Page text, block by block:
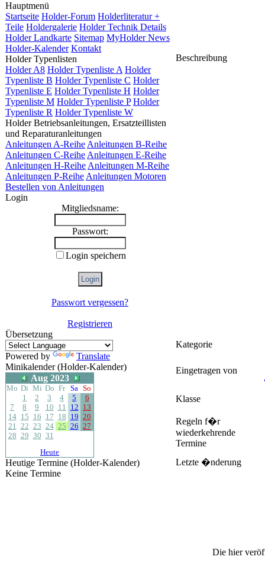
Hauptmenü
Startseite Holder-Forum Holderliteratur +
Teile Holdergalerie Holder Technik Details
Holder Landkarte Sitemap MyHolder News
Holder-Kalender Kontakt
Holder Typenlisten
Holder A8 Holder Typenliste A Holder
Typenliste B Holder Typenliste C Holder
Typenliste E Holder Typenliste H Holder
Typenliste M Holder Typenliste P Holder
Typenliste R Holder Typenliste W
Holder Betriebsanleitungen, Ersatzteillisten
und Reparaturanleitungen
Anleitungen A-Reihe Anleitungen B-Reihe
Anleitungen C-Reihe Anleitungen E-Reihe
Anleitungen H-Reihe Anleitungen M-Reihe
Anleitungen P-Reihe Anleitungen Motoren
Bestellen von Anleitungen
Login
Mitgliedsname:
Passwort:
Login speichern
Passwort vergessen?
Registrieren
Übersetzung
Powered by
Translate
Minikalender (Holder-Kalender)
Aug 2023
Mo Di Mi Do Fr Sa So
1
2 3 4 5
6
7
8 9 10 11 12 13
14 15 16 17 18 19 20
21 22 23 24 25 26 27
28 29 30 31
Heute
Heutige Termine (Holder-Kalender)
Keine Termine
Beschreibung
Kategorie
Eingetragen von
Klasse
Regeln f�r
wiederkehrende
Termine
Letzte �nderung
Die hier